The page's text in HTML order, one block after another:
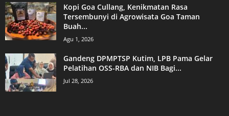
Kopi Goa Cullang, Kenikmatan Rasa
Tersembunyi di Agrowisata Goa Taman
Buah...
Agu 1, 2026
Gandeng DPMPTSP Kutim, LPB Pama Gelar
Pelatihan OSS-RBA dan NIB Bagi...
Jul 28, 2026